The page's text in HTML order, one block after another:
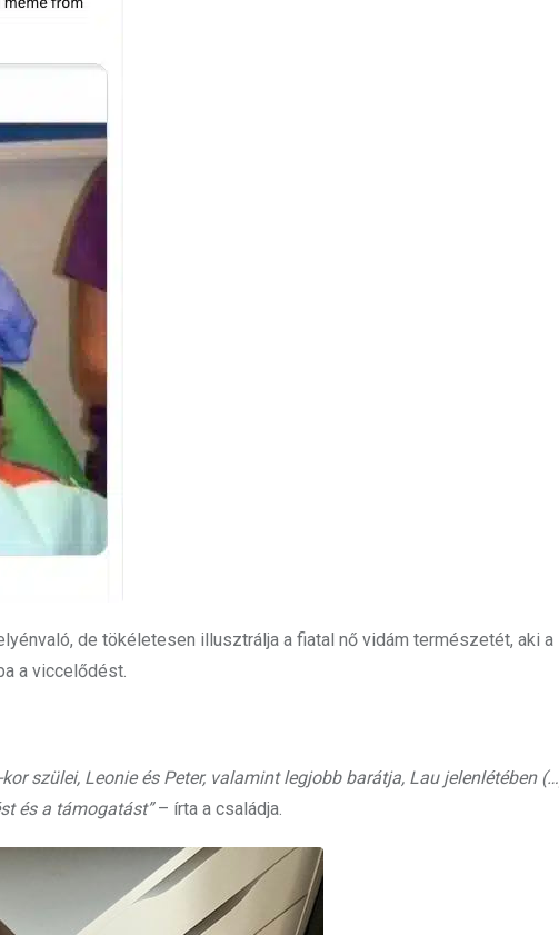
de tökéletesen illusztrálja a fiatal nő vidám természetét, aki a
a viccelődést.
szülei, Leonie és Peter, valamint legjobb barátja, Lau jelenlétében
és a támogatást”– írta a családja.